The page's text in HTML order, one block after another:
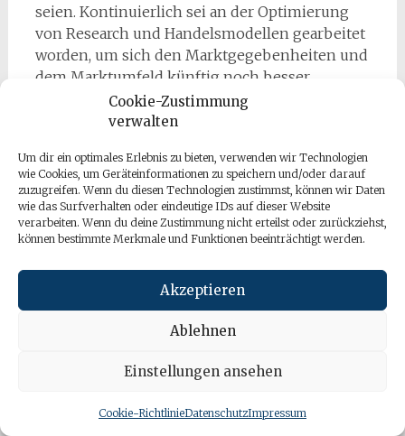
Cookie-Zustimmung
verwalten
Um dir ein optimales Erlebnis zu bieten, verwenden wir Technologien
wie Cookies, um Geräteinformationen zu speichern und/oder darauf
zuzugreifen. Wenn du diesen Technologien zustimmst, können wir Daten
wie das Surfverhalten oder eindeutige IDs auf dieser Website
verarbeiten. Wenn du deine Zustimmung nicht erteilst oder zurückziehst,
können bestimmte Merkmale und Funktionen beeinträchtigt werden.
Akzeptieren
Ablehnen
Einstellungen ansehen
Cookie-RichtlinieDatenschutzImpressum
seien. Kontinuierlich sei an der Optimierung
von Research und Handelsmodellen gearbeitet
worden, um sich den Marktgegebenheiten und
dem Marktumfeld künftig noch besser
anpassen zu können und um Trends
aufzuspüren, wo immer sie sich bieten. Das
AHL ermögliche es zudem, auch kurzfristige
Stimmungsumschwünge an den Märkten zu
erfassen.
Da AHL in 2013 mit der umfassendsten
seiner Geschichte startet, ist Tim Wong
optimistisch, dass AHL im neuen Jahr bessere
Renditen generieren kann.
Ebenso verhält sich die Einschätzung von GLG:
Obwohl 2012 auch für das Investmentteam von
GLG eine Herausforderung darstellte, setzt GLG